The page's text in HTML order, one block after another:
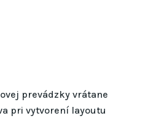
pri vytvorení layoutu